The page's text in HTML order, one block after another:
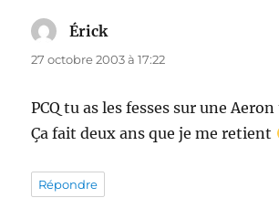
Érickdit :
27 octobre 2003 à 17:22
PCQ tu as les fesses sur une
Ça fait deux ans que je me retient
Répondre